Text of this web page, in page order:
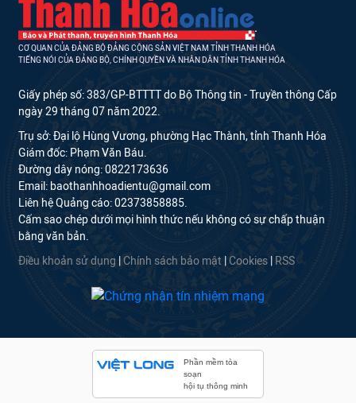
CƠ QUAN CỦA ĐẢNG BỘ ĐẢNG CỘNG SẢN VIỆT NAM TỈNH THANH HÓA
TIẾNG NÓI CỦA ĐẢNG BỘ, CHÍNH QUYỀN VÀ NHÂN DÂN TỈNH THANH HÓA
Giấy phép số: 383/GP-BTTTT do Bộ Thông tin - Truyền thông Cấp
ngày 29 tháng 07 năm 2022.
Trụ sở: Đại lộ Hùng Vương, phường Hạc Thành, tỉnh Thanh Hóa
Giám đốc: Phạm Văn Báu.
Đường dây nóng: 0822173636
Email: baothanhhoadientu@gmail.com
Liên hệ Quảng cáo: 02373858885.
Cấm sao chép dưới mọi hình thức nếu không có sự chấp thuận
bằng văn bản.
Điều khoản sử dụng Chính sách bảo mật Cookies RSS
Phần mềm tòa
soạn
hội tụ thông minh